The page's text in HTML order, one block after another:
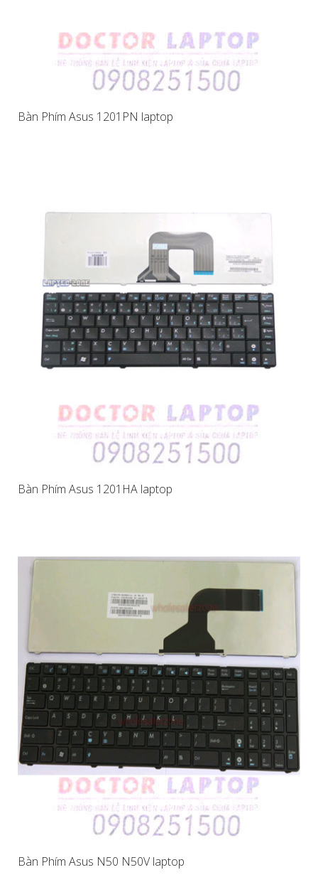
Bàn Phím Asus 1201PN laptop
Bàn Phím Asus 1201HA laptop
Bàn Phím Asus N50 N50V laptop